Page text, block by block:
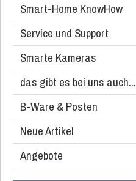
Smart-Home KnowHow
Service und Support
Smarte Kameras
das gibt es bei uns auch...
B-Ware & Posten
Neue Artikel
Angebote